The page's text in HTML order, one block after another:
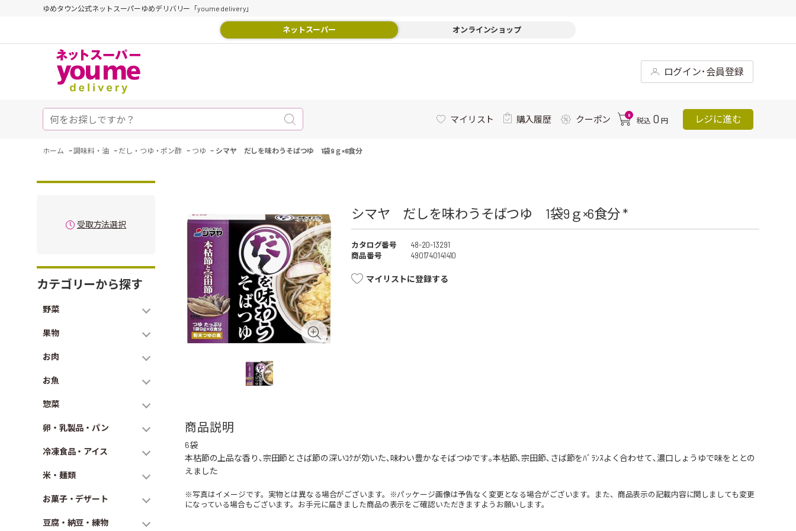
ゆめタウン公式ネットスーパーゆめデリバリー「youme delivery」
ネットスーパー オンラインショップ
ログイン･会員登録
マイリスト 購入履歴 クーポン 0
税込 0 円 レジに進む
ホーム -調味料・油 - だし・つゆ・ポン酢 - つゆ - シマヤ だしを味わうそばつゆ 1袋9ｇ×6食分
受取方法選択
カテゴリーから探す
野菜
果物
お肉
お魚
惣菜
卵・乳製品・パン
冷凍食品・アイス
米・麺類
お菓子・デザート
豆腐・納豆・練物
シマヤ だしを味わうそばつゆ 1袋9ｇ×6食分 *
カタログ番号
48-20-13291
商品番号
4901740141410
マイリストに登録する
商品説明
6袋
本枯節の上品な香り､宗田節とさば節の深いｺｸが効いた､味わい豊かなそばつゆです｡本枯節､宗田節､さば節をﾊﾞﾗﾝｽよく合わせて､濃口しょうゆで味をととの
えました
※写真はイメージです。実物とは異なる場合がございます。※パッケージ画像は予告なく変更となる場合がございます。また、商品表示の記載内容に関しましても変更
になっている場合もございます。お手元に届きました商品の表示をご確認いただきますようお願いします。